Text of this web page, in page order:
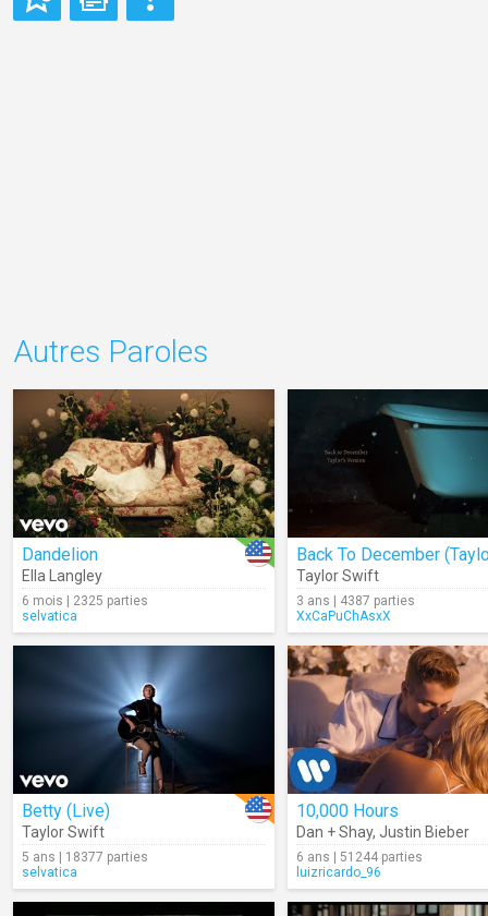
Autres Paroles
Dandelion
Ella Langley
6 mois | 2325 parties
selvatica
Taylor Swift
3 ans | 4387 parties
XxCaPuChAsxX
Betty (Live)
Taylor Swift
5 ans | 18377 parties
selvatica
10,000 Hours
Dan + Shay, Justin Bieber
6 ans | 51244 parties
luizricardo_96